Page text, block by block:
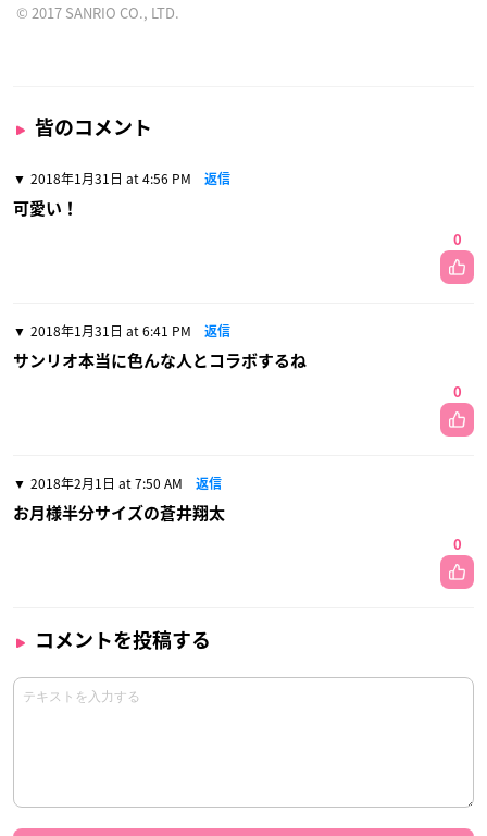
© 2017 SANRIO CO., LTD.
皆のコメント
2018年1月31日 at 4:56 PM 返信
可愛い！
0
2018年1月31日 at 6:41 PM 返信
サンリオ本当に色んな人とコラボするね
0
2018年2月1日 at 7:50 AM 返信
お月様半分サイズの蒼井翔太
0
コメントを投稿する